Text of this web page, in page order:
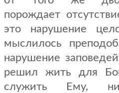
порождает
это нарушение
мыслилось
нарушение
решил жить для
служить Ему,